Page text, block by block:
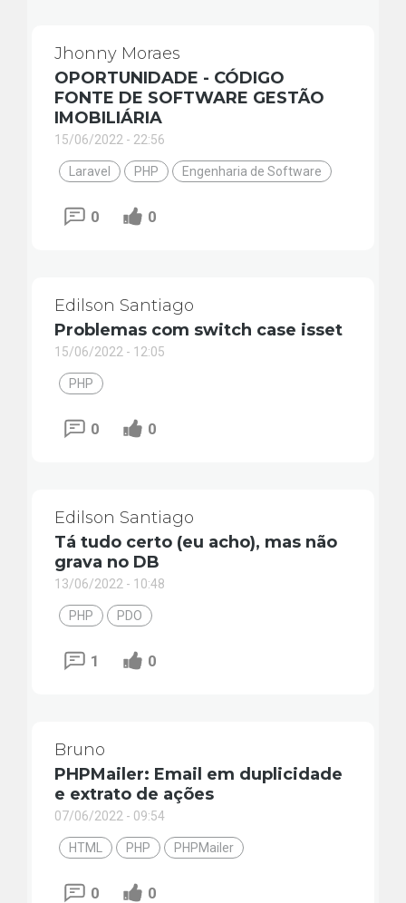
Jhonny Moraes
OPORTUNIDADE - CÓDIGO
FONTE DE SOFTWARE GESTÃO
IMOBILIÁRIA
15/06/2022 - 22:56
Laravel PHP Engenharia de Software
0 0
Edilson Santiago
Problemas com switch case isset
15/06/2022 - 12:05
PHP
0 0
Edilson Santiago
Tá tudo certo (eu acho), mas não
grava no DB
13/06/2022 - 10:48
PHP PDO
1 0
Bruno
PHPMailer: Email em duplicidade
e extrato de ações
07/06/2022 - 09:54
HTML PHP PHPMailer
0 0